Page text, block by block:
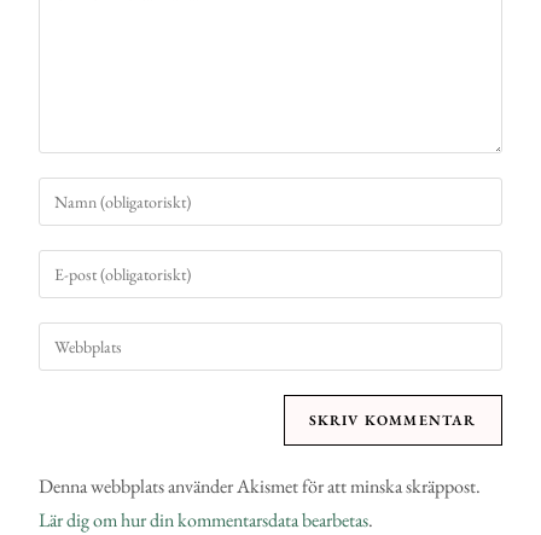
Denna webbplats använder Akismet för att minska skräppost.
Lär dig om hur din kommentarsdata bearbetas.